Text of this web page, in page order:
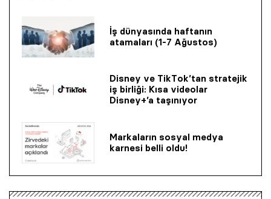
İş dünyasında haftanın
atamaları (1-7 Ağustos)
Disney ve TikTok’tan stratejik
iş birliği: Kısa videolar
Disney+’a taşınıyor
Markaların sosyal medya
karnesi belli oldu!